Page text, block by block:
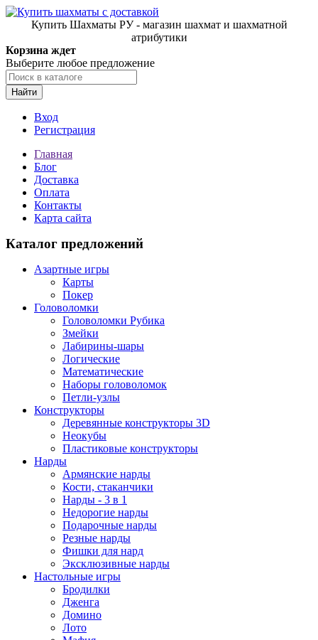
Купить Шахматы РУ - магазин шахмат и шахматной
атрибутики
Корзина ждет
Выберите любое предложение
Найти
Вход
Регистрация
Главная
Блог
Доставка
Оплата
Контакты
Карта сайта
Каталог предложений
Азартные игры
Карты
Покер
Головоломки
Головоломки Рубика
Змейки
Лабирины-шары
Логические
Математические
Наборы головоломок
Петли-узлы
Конструкторы
Деревянные конструкторы 3D
Неокубы
Пластиковые конструкторы
Нарды
Армянские нарды
Кости, стаканчики
Нарды - 3 в 1
Недорогие нарды
Подарочные нарды
Резные нарды
Фишки для нард
Эксклюзивные нарды
Настольные игры
Бродилки
Дженга
Домино
Лото